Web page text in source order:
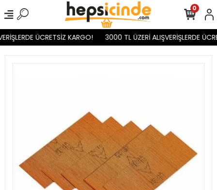
ÜCRETSİZ KARGO! 3000 TL ÜZERİ ALIŞVERİŞLERDE
0